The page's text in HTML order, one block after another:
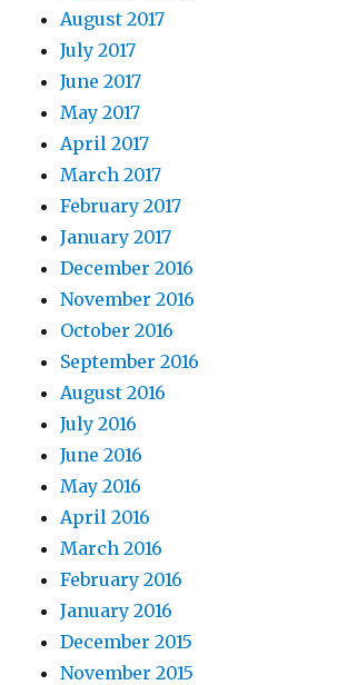
August 2017
July 2017
June 2017
May 2017
April 2017
March 2017
February 2017
January 2017
December 2016
November 2016
October 2016
September 2016
August 2016
July 2016
June 2016
May 2016
April 2016
March 2016
February 2016
January 2016
December 2015
November 2015